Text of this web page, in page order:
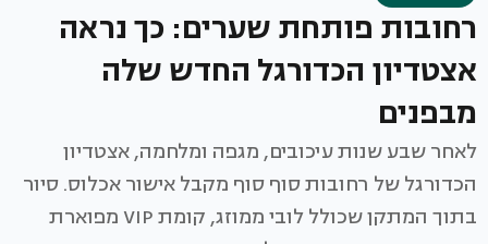
רחובות פותחת שערים: כך נראה
אצטדיון הכדורגל החדש שלה
מבפנים
לאחר שבע שנות עיכובים, מגפה ומלחמה, אצטדיון
הכדורגל של רחובות סוף סוף מקבל אישור אכלוס. סיור
בתוך המתקן שכולל לובי ממוזג, קומת VIP מפוארת